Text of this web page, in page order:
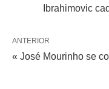
Ibrahimovic
ANTERIOR
« José Mourinho se